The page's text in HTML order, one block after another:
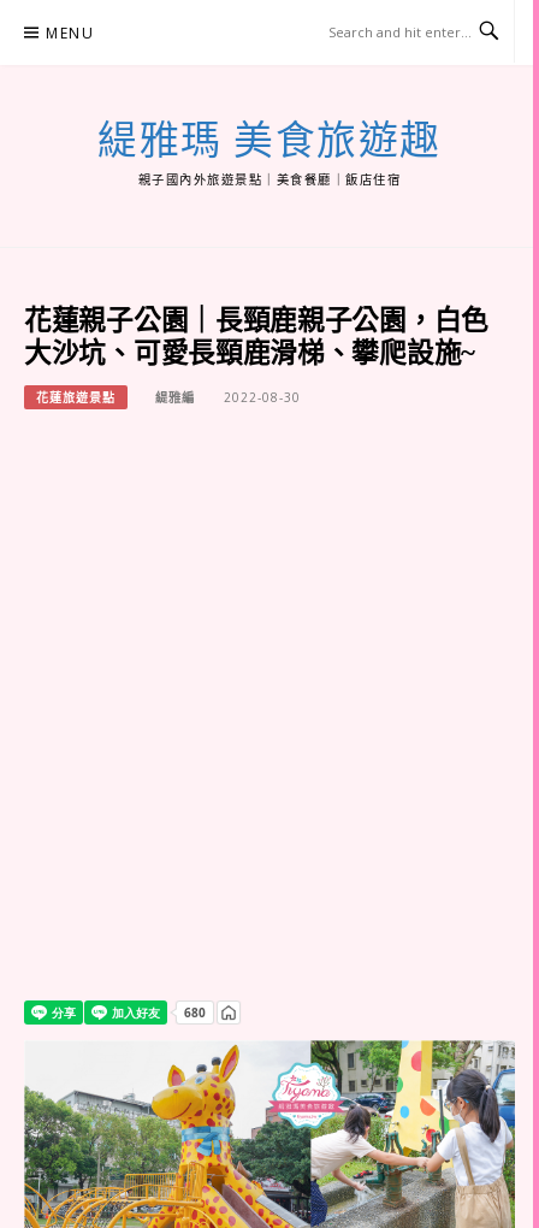
MENU
緹雅瑪 美食旅遊趣
親子國內外旅遊景點｜美食餐廳｜飯店住宿
花蓮親子公園｜長頸鹿親子公園，白色
大沙坑、可愛長頸鹿滑梯、攀爬設施~
花蓮旅遊景點 緹雅編 2022-08-30